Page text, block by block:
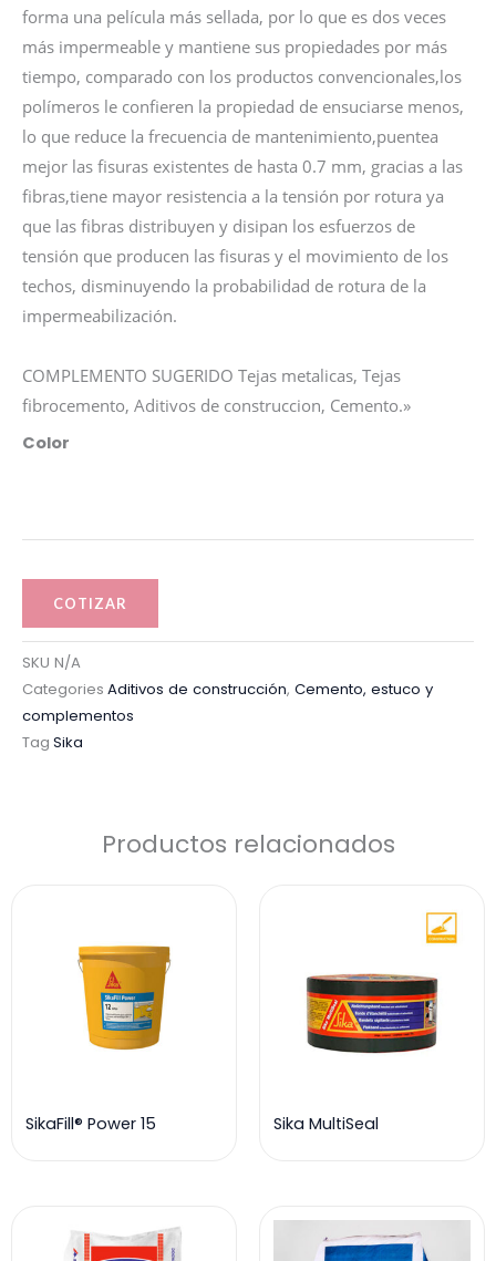
forma una película más sellada, por lo que es dos veces
más impermeable y mantiene sus propiedades por más
tiempo, comparado con los productos convencionales,los
polímeros le confieren la propiedad de ensuciarse menos,
lo que reduce la frecuencia de mantenimiento,puentea
mejor las fisuras existentes de hasta 0.7 mm, gracias a las
fibras,tiene mayor resistencia a la tensión por rotura ya
que las fibras distribuyen y disipan los esfuerzos de
tensión que producen las fisuras y el movimiento de los
techos, disminuyendo la probabilidad de rotura de la
impermeabilización.
COMPLEMENTO SUGERIDO Tejas metalicas, Tejas
fibrocemento, Aditivos de construccion, Cemento.»
Color
SikaFill®
COTIZAR
SKU N/A
Categories Aditivos de construcción, Cemento, estuco y
complementos
Tag Sika
Productos relacionados
SikaFill® Power 15 Sika MultiSeal